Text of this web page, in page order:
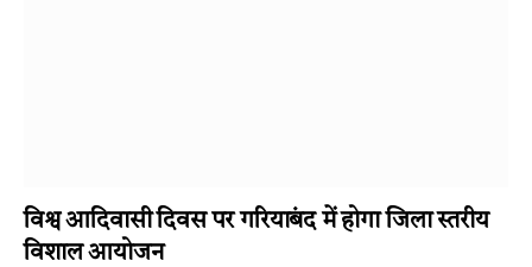
विश्व आदिवासी दिवस पर गरियाबंद में होगा जिला स्तरीय
विशाल आयोजन